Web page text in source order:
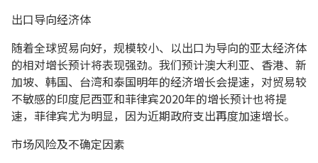
出口导向经济体
随着全球贸易向好，规模较小、以出口为导向的亚太经济体
的相对增长预计将表现强劲。我们预计澳大利亚、香港、新
加坡、韩国、台湾和泰国明年的经济增长会提速，对贸易较
不敏感的印度尼西亚和菲律宾2020年的增长预计也将提
速，菲律宾尤为明显，因为近期政府支出再度加速增长。
市场风险及不确定因素